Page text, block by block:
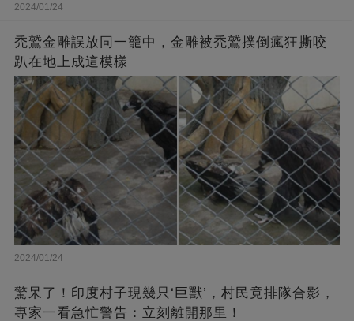
2024/01/24
禿鷲金雕誤放同一籠中，金雕被禿鷲撲倒瘋狂撕咬
趴在地上成這模樣
2024/01/24
驚呆了！印度村子現幾只‘巨獸’，村民竟排隊合影，
專家一看急忙警告：立刻離開那里！